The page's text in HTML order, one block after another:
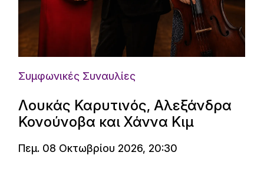
Συμφωνικές Συναυλίες
Λουκάς Καρυτινός, Αλεξάνδρα
Κονούνοβα και Χάννα Κιμ
Πεμ. 08 Οκτωβρίου 2026, 20:30